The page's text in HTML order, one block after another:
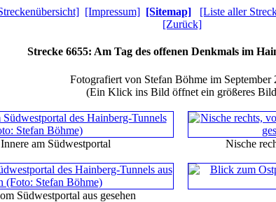
[Impressum] [Sitemap] [Liste aller
[Zurück]
Strecke 6655: Am Tag des offenen Denkmals im
Fotografiert von Stefan Böhme im September
(Ein Klick ins Bild öffnet ein größeres
am Südwestportal Nische
Südwestportal aus gesehen